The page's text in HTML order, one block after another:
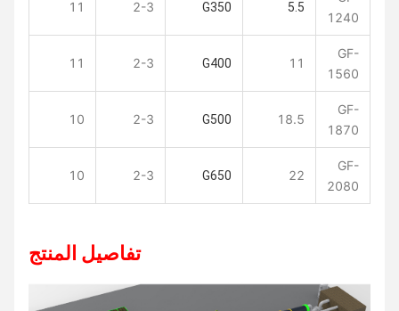
1240
1560
1870
2080
تفاصيل المنتج